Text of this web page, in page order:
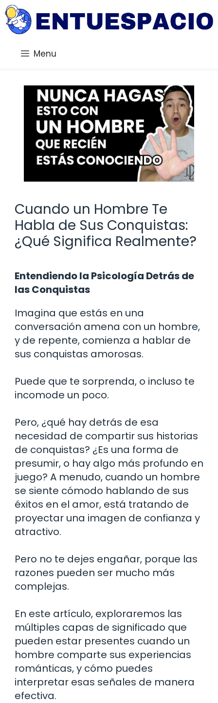
Saltar
al
contenido
Menu
Cuando un Hombre Te
Habla de Sus Conquistas:
¿Qué Significa Realmente?
Entendiendo la Psicología Detrás de
las Conquistas
Imagina que estás en una
conversación amena con un hombre,
y de repente, comienza a hablar de
sus conquistas amorosas.
Puede que te sorprenda, o incluso te
incomode un poco.
Pero, ¿qué hay detrás de esa
necesidad de compartir sus historias
de conquistas? ¿Es una forma de
presumir, o hay algo más profundo en
juego? A menudo, cuando un hombre
se siente cómodo hablando de sus
éxitos en el amor, está tratando de
proyectar una imagen de confianza y
atractivo.
Pero no te dejes engañar, porque las
razones pueden ser mucho más
complejas.
En este artículo, exploraremos las
múltiples capas de significado que
pueden estar presentes cuando un
hombre comparte sus experiencias
románticas, y cómo puedes
interpretar esas señales de manera
efectiva.